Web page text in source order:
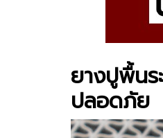
ยางปูพื้นร
ปลอดภัย